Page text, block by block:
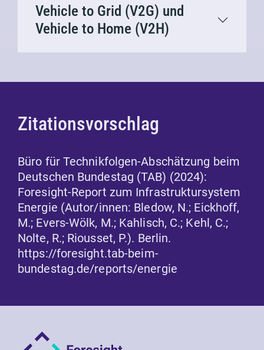
Vehicle to Grid (V2G) und
Vehicle to Home (V2H)
Zitationsvorschlag
Büro für Technikfolgen-Abschätzung beim
Deutschen Bundestag (TAB) (2024):
Foresight-Report zum Infrastruktursystem
Energie (Autor/innen: Bledow, N.; Eickhoff,
M.; Evers-Wölk, M.; Kahlisch, C.; Kehl, C.;
Nolte, R.; Riousset, P.). Berlin.
https://foresight.tab-beim-
bundestag.de/reports/energie